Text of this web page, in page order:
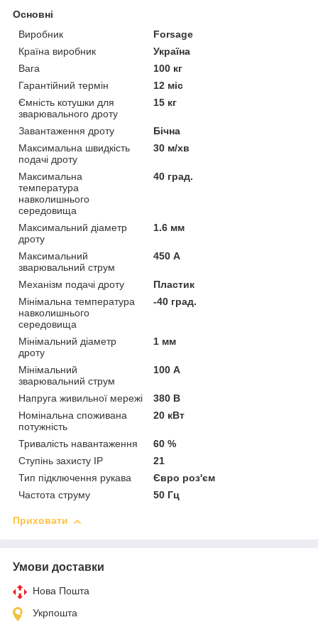
Основні
Виробник
Forsage
Країна виробник
Україна
Вага
100 кг
Гарантійний термін
12 міс
Ємність котушки для
зварювального дроту
15 кг
Завантаження дроту
Бічна
Максимальна швидкість
подачі дроту
30 м/хв
Максимальна
температура
навколишнього
середовища
40 град.
Максимальний діаметр
дроту
1.6 мм
Максимальний
зварювальний струм
450 А
Механізм подачі дроту
Пластик
Мінімальна температура
навколишнього
середовища
-40 град.
Мінімальний діаметр
дроту
1 мм
Мінімальний
зварювальний струм
100 А
Напруга живильної мережі
380 В
Номінальна споживана
потужність
20 кВт
Тривалість навантаження
60 %
Ступінь захисту IP
21
Тип підключення рукава
Євро роз'єм
Частота струму
50 Гц
Приховати
Умови доставки
Нова Пошта
Укрпошта